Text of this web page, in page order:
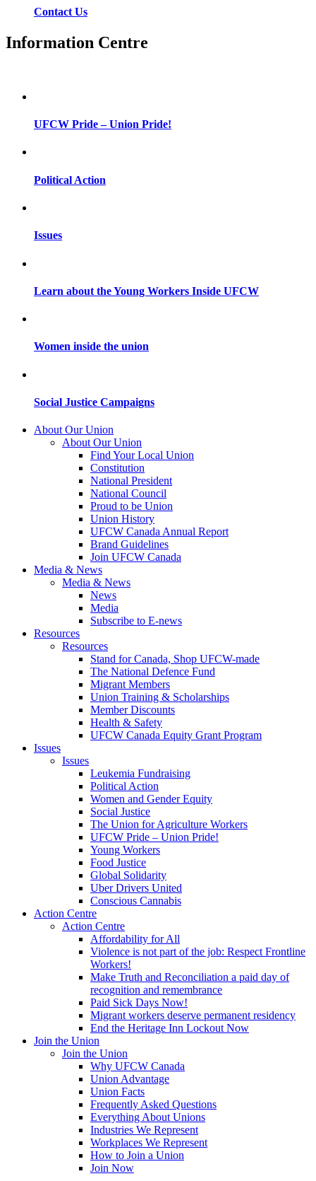
Contact Us
Information Centre
UFCW Pride – Union Pride!
Political Action
Issues
Learn about the Young Workers Inside UFCW
Women inside the union
Social Justice Campaigns
About Our Union
About Our Union
Find Your Local Union
Constitution
National President
National Council
Proud to be Union
Union History
UFCW Canada Annual Report
Brand Guidelines
Join UFCW Canada
Media & News
Media & News
News
Media
Subscribe to E-news
Resources
Resources
Stand for Canada, Shop UFCW-made
The National Defence Fund
Migrant Members
Union Training & Scholarships
Member Discounts
Health & Safety
UFCW Canada Equity Grant Program
Issues
Issues
Leukemia Fundraising
Political Action
Women and Gender Equity
Social Justice
The Union for Agriculture Workers
UFCW Pride – Union Pride!
Young Workers
Food Justice
Global Solidarity
Uber Drivers United
Conscious Cannabis
Action Centre
Action Centre
Affordability for All
Violence is not part of the job: Respect Frontline
Workers!
Make Truth and Reconciliation a paid day of
recognition and remembrance
Paid Sick Days Now!
Migrant workers deserve permanent residency
End the Heritage Inn Lockout Now
Join the Union
Join the Union
Why UFCW Canada
Union Advantage
Union Facts
Frequently Asked Questions
Everything About Unions
Industries We Represent
Workplaces We Represent
How to Join a Union
Join Now